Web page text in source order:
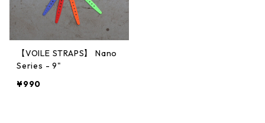
【VOILE STRAPS】 Nano
Series - 9"
¥990